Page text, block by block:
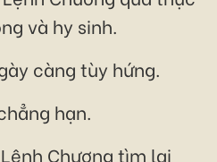
và hy sinh.
càng tùy hứng.
hạn.
Chương tìm lại